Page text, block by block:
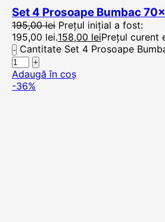
Set 4 Prosoape Bumbac
195,00lei Prețul inițial a fost:
195,00 lei.158,00 leiPrețul curent
Cantitate Set 4 Prosoape
Adaugă în coș
-36%